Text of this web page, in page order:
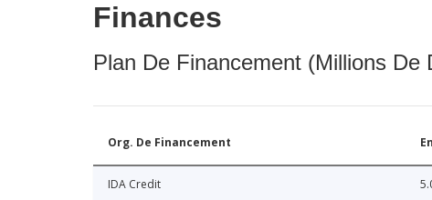
Finances
Plan De Financement (Millions De
Org. De Financement
IDA Credit